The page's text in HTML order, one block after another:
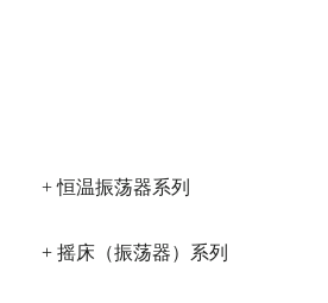
+ 恒温振荡器系列
+ 摇床（振荡器）系列